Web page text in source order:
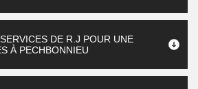
DE R.J POUR UNE
À PECHBONNIEU